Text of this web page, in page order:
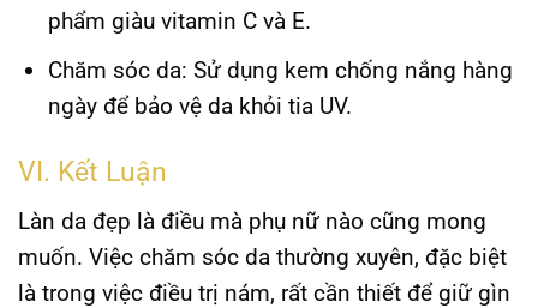
phẩm giàu vitamin C và E.
Chăm sóc da: Sử dụng kem chống nắng hàng
ngày để bảo vệ da khỏi tia UV.
VI. Kết Luận
Làn da đẹp là điều mà phụ nữ nào cũng mong
muốn. Việc chăm sóc da thường xuyên, đặc biệt
là trong việc điều trị nám, rất cần thiết để giữ gìn